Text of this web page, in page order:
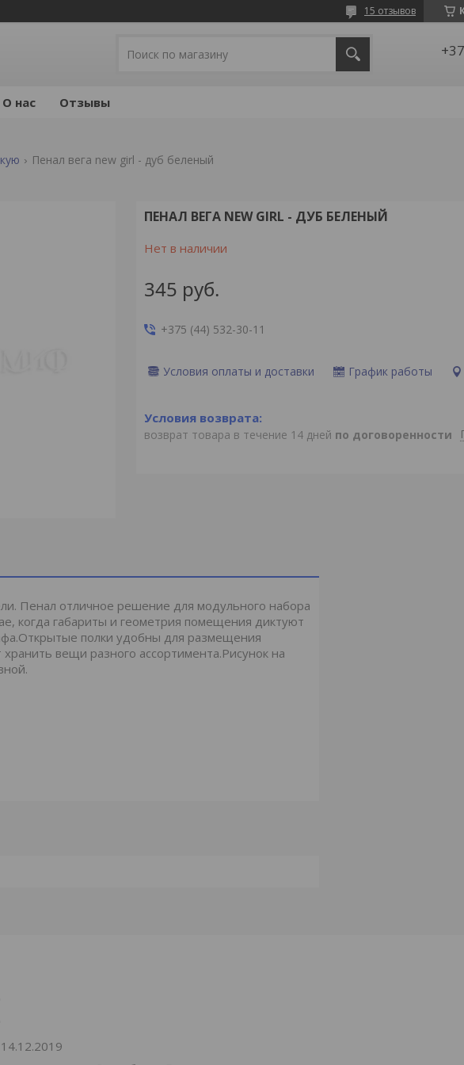
15 отзывов
О нас Отзывы
Пенал вега new girl - дуб беленый
ПЕНАЛ ВЕГА NEW GIRL - ДУБ БЕЛЕНЫЙ
Нет в наличии
345 руб.
+375 (44) 532-30-11
Условия оплаты и доставки График работы
возврат товара в течение 14 дней по договоренности
Пенал отличное решение для модульного набора
когда габариты и геометрия помещения диктуют
полки удобны для размещения
вещи разного ассортимента.Рисунок на